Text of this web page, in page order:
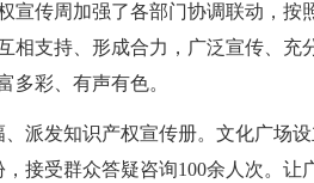
宣传周加强了各部门协调联动，按
相支持、形成合力，广泛宣传、充
多彩、有声有色。
、派发知识产权宣传册。文化广场
，接受群众答疑咨询100余人次。